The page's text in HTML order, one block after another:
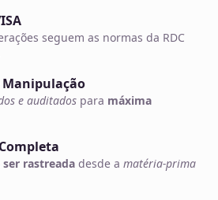
seguem as normas da RDC
Manipulação
e auditados para máxima
rastreada desde a matéria-prima